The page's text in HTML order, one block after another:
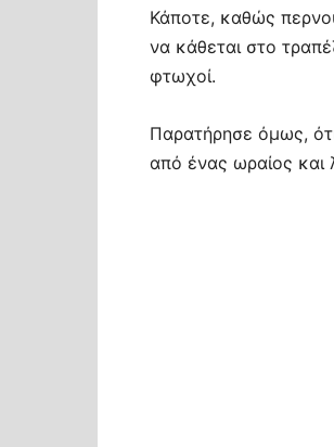
Κάποτε, καθώς
να κάθεται στο
φτωχοί.
Παρατήρησε όμως,
από ένας ωραίος